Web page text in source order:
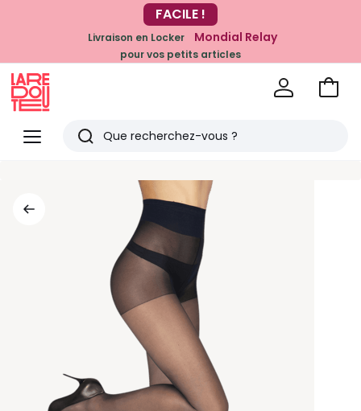
-20% dès 39€*
sur la mode
FACILE !
Livraison en Locker Mondial Relay
pour vos petits articles
Menu
Redoute
Rechercher
Voir